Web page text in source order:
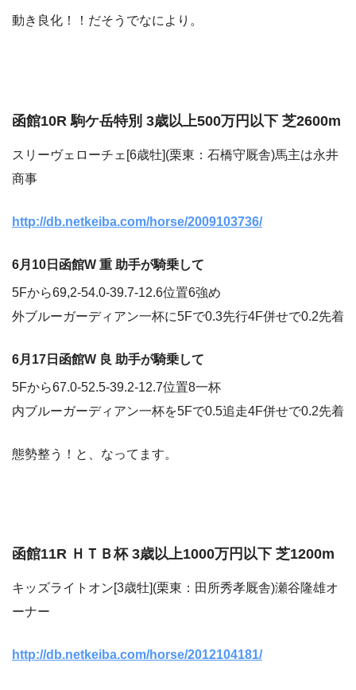
動き良化！！だそうでなにより。
函館10R 駒ケ岳特別 3歳以上500万円以下 芝2600m
スリーヴェローチェ[6歳牡](栗東：石橋守厩舎)馬主は永井
商事
http://db.netkeiba.com/horse/2009103736/
6月10日函館W 重 助手が騎乗して
5Fから69,2-54.0-39.7-12.6位置6強め
外ブルーガーディアン一杯に5Fで0.3先行4F併せで0.2先着
6月17日函館W 良 助手が騎乗して
5Fから67.0-52.5-39.2-12.7位置8一杯
内ブルーガーディアン一杯を5Fで0.5追走4F併せで0.2先着
態勢整う！と、なってます。
函館11R ＨＴＢ杯 3歳以上1000万円以下 芝1200m
キッズライトオン[3歳牡](栗東：田所秀孝厩舎)瀬谷隆雄オ
ーナー
http://db.netkeiba.com/horse/2012104181/